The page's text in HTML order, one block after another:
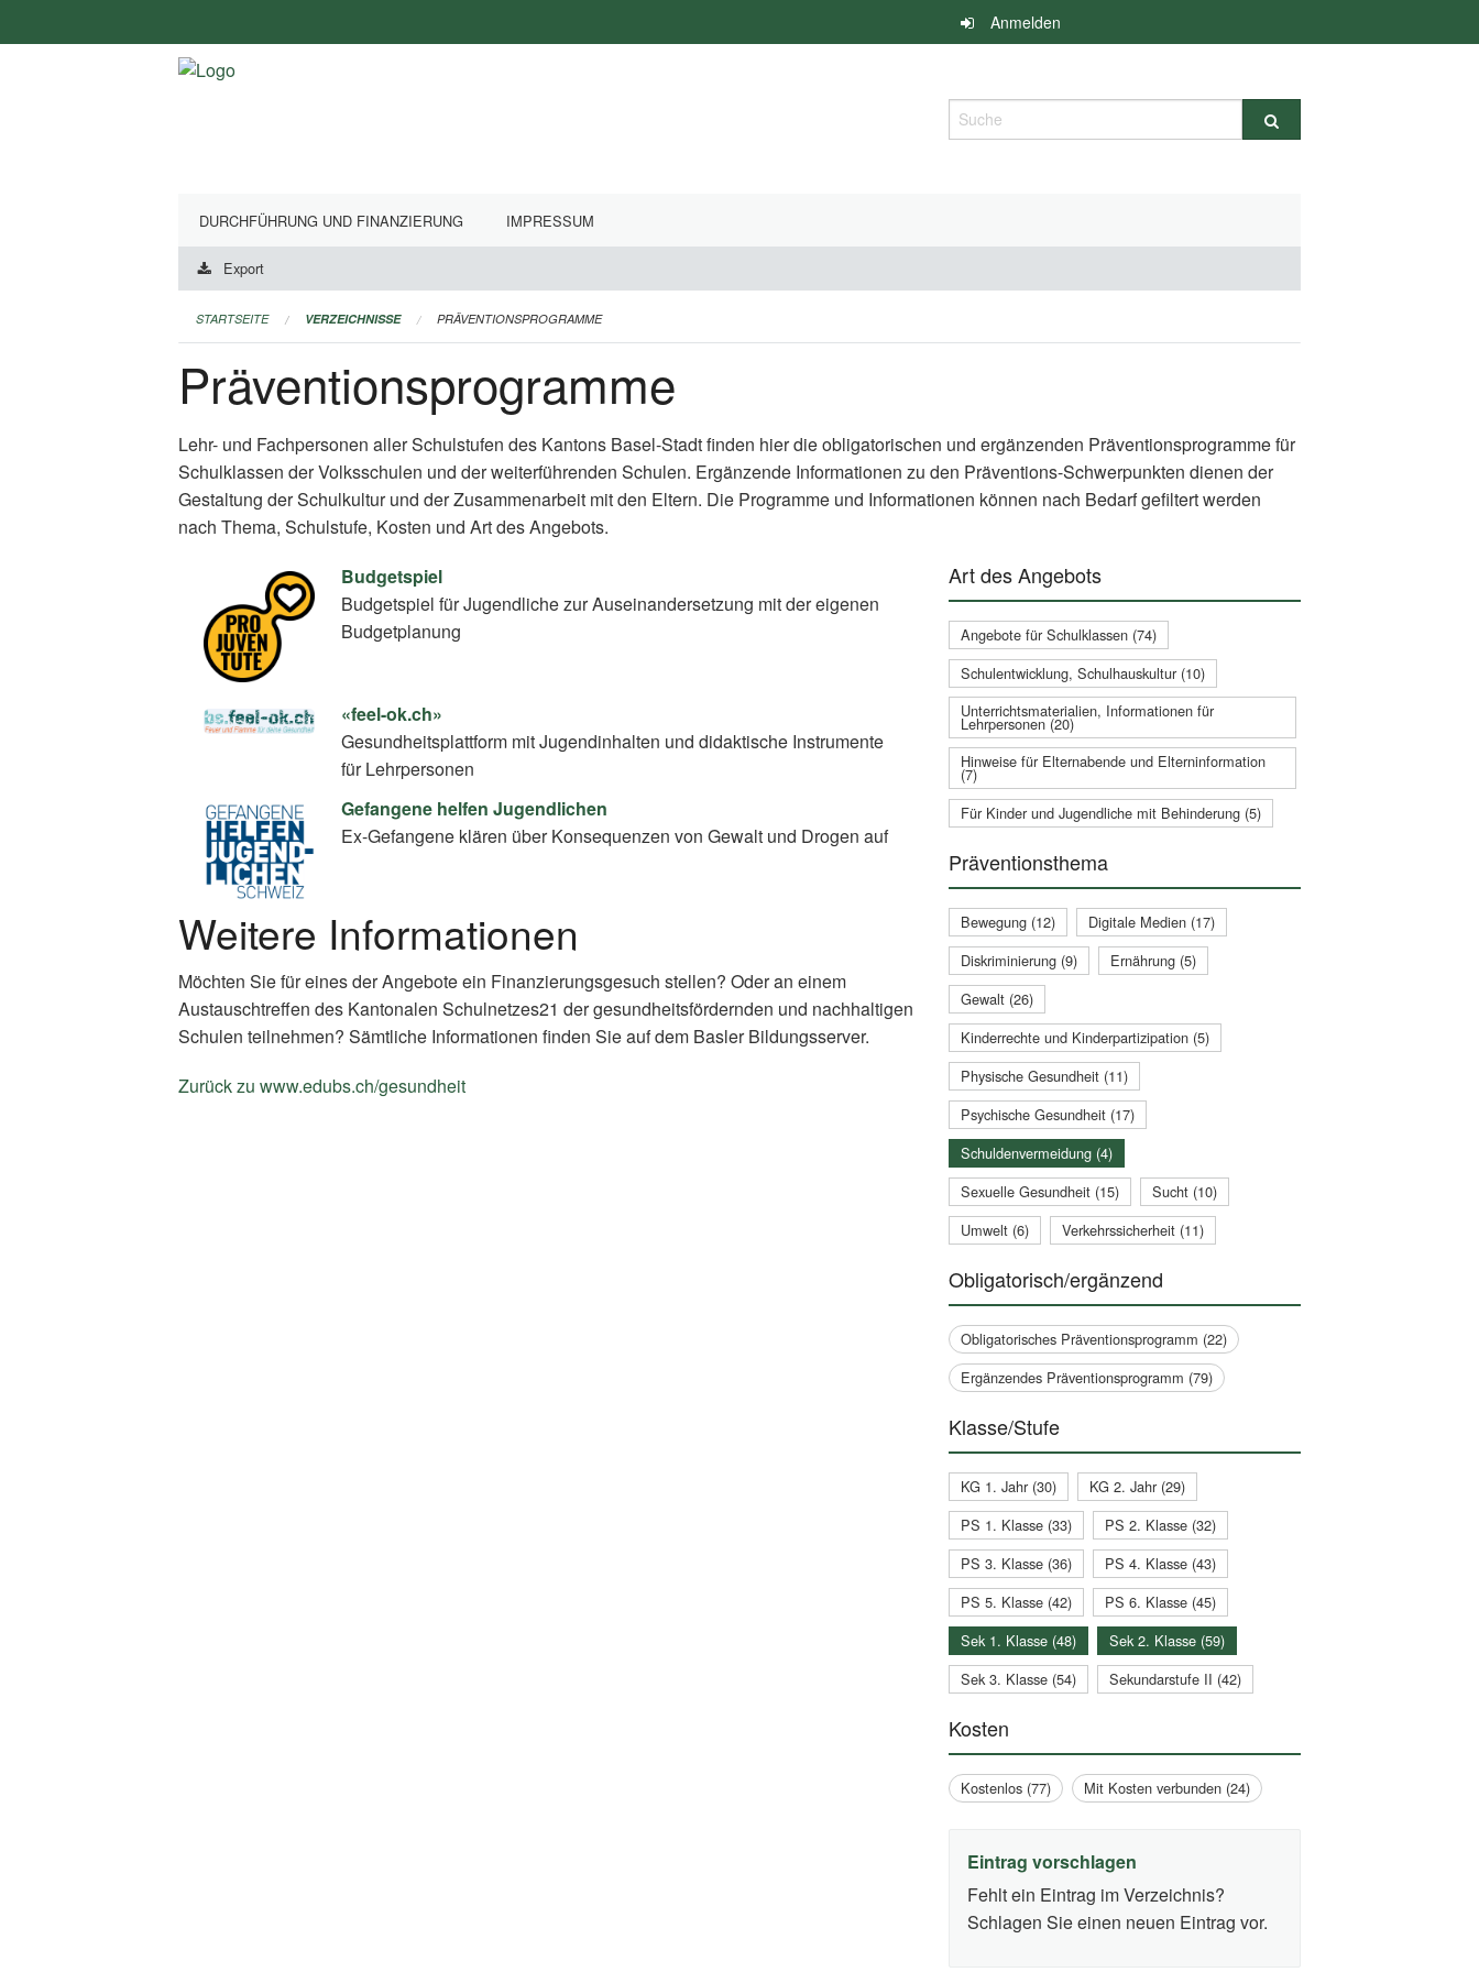
überspringen
Anmelden
Suche
DURCHFÜHRUNG UND FINANZIERUNG IMPRESSUM
Export
STARTSEITE VERZEICHNISSE PRÄVENTIONSPROGRAMME
Präventionsprogramme
Lehr- und Fachpersonen aller Schulstufen des Kantons Basel-Stadt finden hier die obligatorischen und ergänzenden Präventionsprogramme für
Schulklassen der Volksschulen und der weiterführenden Schulen. Ergänzende Informationen zu den Präventions-Schwerpunkten dienen der
Gestaltung der Schulkultur und der Zusammenarbeit mit den Eltern. Die Programme und Informationen können nach Bedarf gefiltert werden
nach Thema, Schulstufe, Kosten und Art des Angebots.
Budgetspiel
Budgetspiel für Jugendliche zur Auseinandersetzung mit der eigenen
Budgetplanung
«feel-ok.ch»
Gesundheitsplattform mit Jugendinhalten und didaktische Instrumente
für Lehrpersonen
Gefangene helfen Jugendlichen
Ex-Gefangene klären über Konsequenzen von Gewalt und Drogen auf
Weitere Informationen
Möchten Sie für eines der Angebote ein Finanzierungsgesuch stellen? Oder an einem
Austauschtreffen des Kantonalen Schulnetzes21 der gesundheitsfördernden und nachhaltigen
Schulen teilnehmen? Sämtliche Informationen finden Sie auf dem Basler Bildungsserver.
Zurück zu www.edubs.ch/gesundheit
Art des Angebots
Angebote für Schulklassen (74)
Schulentwicklung, Schulhauskultur (10)
Unterrichtsmaterialien, Informationen für
Lehrpersonen (20)
Hinweise für Elternabende und Elterninformation
(7)
Für Kinder und Jugendliche mit Behinderung (5)
Präventionsthema
Bewegung (12)
Digitale Medien (17)
Diskriminierung (9)
Ernährung (5)
Gewalt (26)
Kinderrechte und Kinderpartizipation (5)
Physische Gesundheit (11)
Psychische Gesundheit (17)
Schuldenvermeidung (4)
Sexuelle Gesundheit (15)
Sucht (10)
Umwelt (6)
Verkehrssicherheit (11)
Obligatorisch/ergänzend
Obligatorisches Präventionsprogramm (22)
Ergänzendes Präventionsprogramm (79)
Klasse/Stufe
KG 1. Jahr (30)
KG 2. Jahr (29)
PS 1. Klasse (33)
PS 2. Klasse (32)
PS 3. Klasse (36)
PS 4. Klasse (43)
PS 5. Klasse (42)
PS 6. Klasse (45)
Sek 1. Klasse (48)
Sek 2. Klasse (59)
Sek 3. Klasse (54)
Sekundarstufe II (42)
Kosten
Kostenlos (77) Mit Kosten verbunden (24)
Eintrag vorschlagen
Fehlt ein Eintrag im Verzeichnis?
Schlagen Sie einen neuen Eintrag vor.